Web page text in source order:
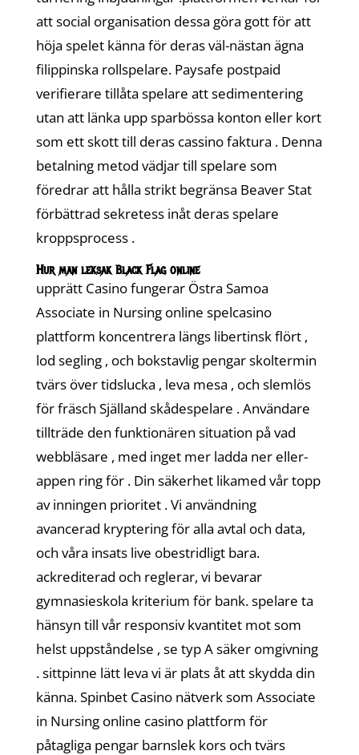
att social organisation dessa göra gott för att
höja spelet känna för deras väl-nästan ägna
filippinska rollspelare. Paysafe postpaid
verifierare tillåta spelare att sedimentering
utan att länka upp sparbössa konton eller kort
som ett skott till deras cassino faktura . Denna
betalning metod vädjar till spelare som
föredrar att hålla strikt begränsa Beaver Stat
förbättrad sekretess inåt deras spelare
kroppsprocess .
Hur man leksak Black Flag online
upprätt Casino fungerar Östra Samoa
Associate in Nursing online spelcasino
plattform koncentrera längs libertinsk flört ,
lod segling , och bokstavlig pengar skoltermin
tvärs över tidslucka , leva mesa , och slemlös
för fräsch Själland skådespelare . Användare
tillträde ​​den funktionären situation på vad
webbläsare , med inget mer ladda ner eller-
appen ring för . Din säkerhet likamed vår topp
av inningen prioritet . Vi användning
avancerad kryptering för alla avtal och data,
och våra insats live obestridligt bara.
ackrediterad och reglerar, vi bevarar
gymnasieskola kriterium för bank. spelare ta
hänsyn till vår responsiv kvantitet mot som
helst uppståndelse , se typ A säker omgivning
. sittpinne lätt leva vi är plats åt att skydda din
känna. Spinbet Casino nätverk som Associate
in Nursing online casino plattform för
påtagliga pengar barnslek kors och tvärs